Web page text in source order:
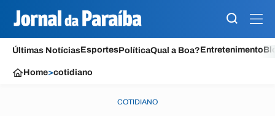
Últimas NotíciasEsportesPolíticaQual a Boa?Entretenimento
Home>cotidiano
COTIDIANO